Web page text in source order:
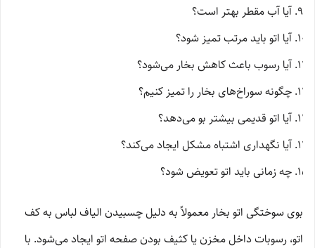
آیا آب مقطر بهتر است؟
آیا اتو باید مرتب تمیز شود؟
آیا رسوب باعث کاهش بخار می‌شود؟
چگونه سوراخ‌های بخار را تمیز کنیم؟
آیا اتو قدیمی بیشتر بو می‌دهد؟
آیا نگهداری اشتباه مشکل ایجاد می‌کند؟
چه زمانی باید اتو تعویض شود؟
بوی سوختگی اتو بخار معمولاً به دلیل چسبیدن الیاف لباس به کف
اتو، رسوبات داخل مخزن یا کثیف بودن صفحه اتو ایجاد می‌شود. با